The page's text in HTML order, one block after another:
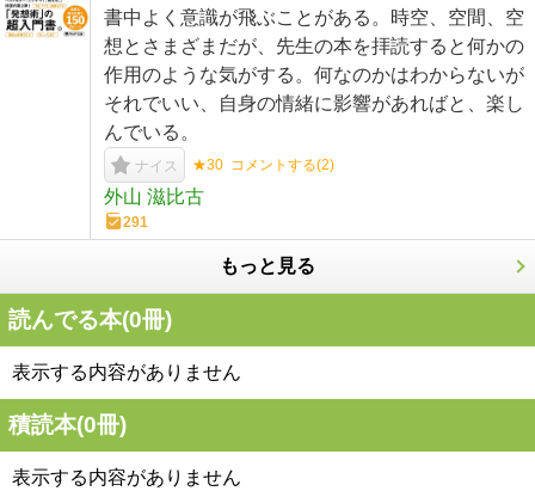
書中よく意識が飛ぶことがある。時空、空間、空
想とさまざまだが、先生の本を拝読すると何かの
作用のような気がする。何なのかはわからないが
それでいい、自身の情緒に影響があればと、楽し
んでいる。
ナイス ★30 コメントする(2)
外山 滋比古
291
もっと見る
読んでる本(0冊)
表示する内容がありません
積読本(0冊)
表示する内容がありません